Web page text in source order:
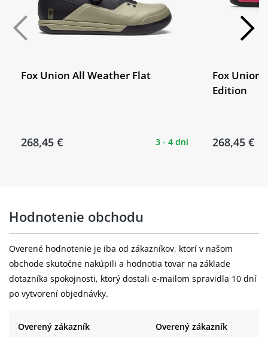
Fox Union All Weather Flat
268,45 € 3 - 4 dni
Fox Union
Edition
268,45 €
Hodnotenie obchodu
Overené hodnotenie je iba od zákazníkov, ktorí v našom
obchode skutočne nakúpili a hodnotia tovar na základe
dotazníka spokojnosti, ktorý dostali e-mailom spravidla 10 dní
po vytvorení objednávky.
Overený zákazník Overený zákazník